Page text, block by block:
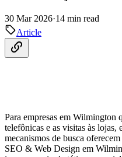
30 Mar 2026·14 min read
Article
Para empresas em Wilmington
telefônicas e as visitas às lojas,
mecanismos de busca
SEO & Web Design em